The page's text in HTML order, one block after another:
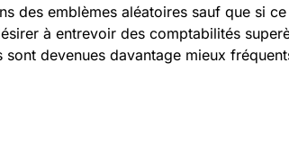
des emblèmes aléatoires sauf que si
à entrevoir des comptabilités
devenues davantage mieux